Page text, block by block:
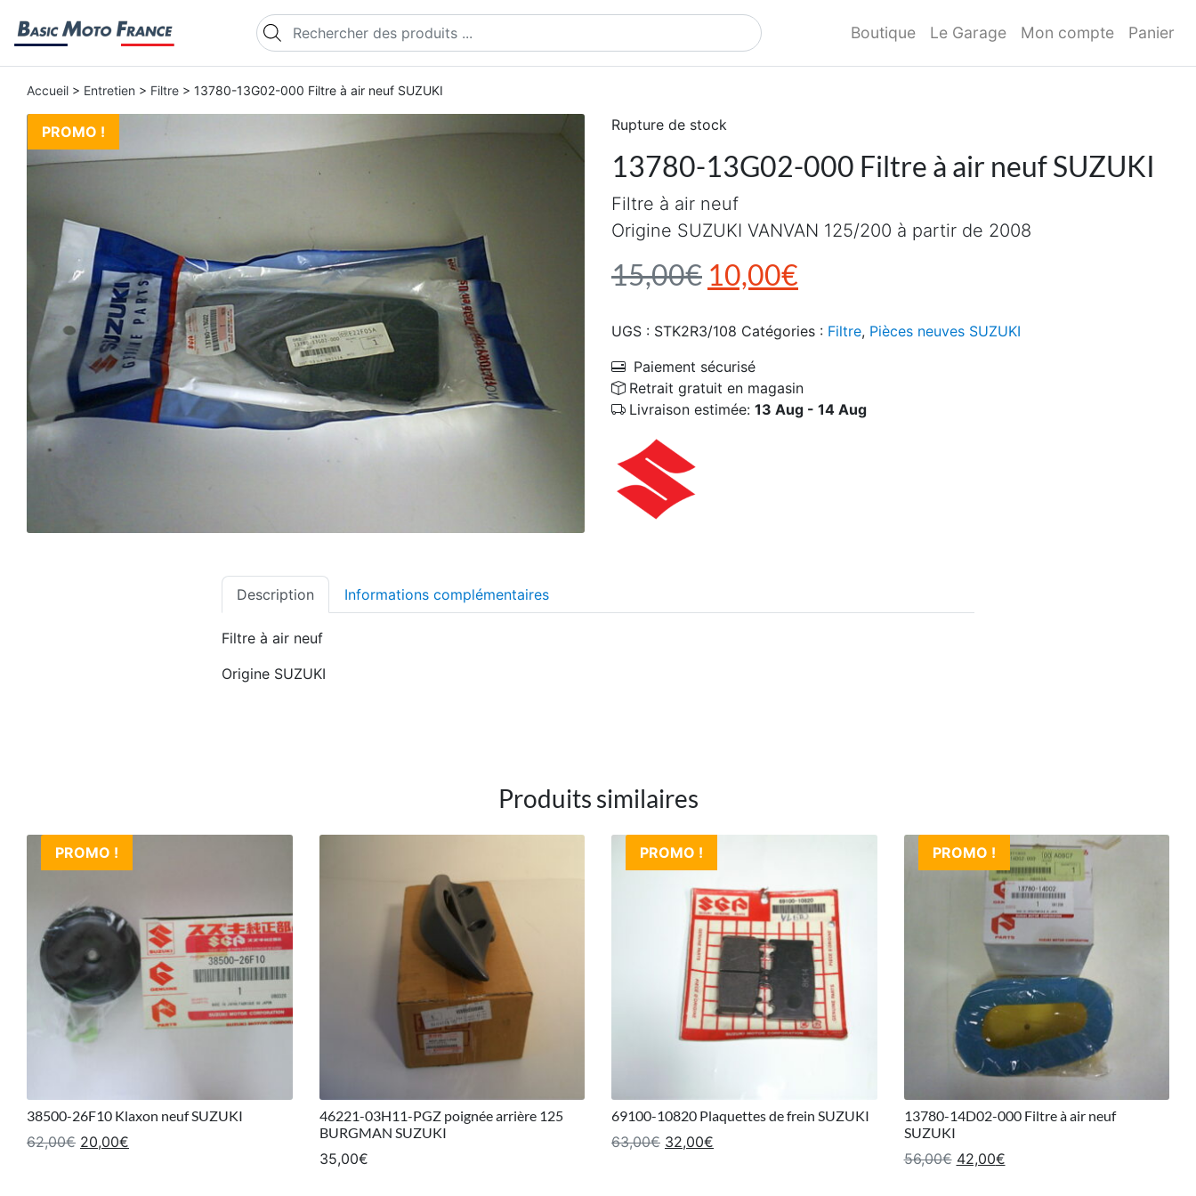
Recherche de produits Boutique Le Garage Mon compte Panier
Accueil > Entretien > Filtre > 13780-13G02-000 Filtre à air neuf SUZUKI
PROMO !
13780-13G02-000 Filtre à air neuf SUZUKI
15,00€ Le prix initial était : 15,00€.
10,00€
Filtre à air neuf
Origine SUZUKI VANVAN 125/200 à partir de 2008
Rupture de stock
UGS : STK2R3/108 Catégories : Filtre, Pièces neuves SUZUKI
Paiement sécurisé
Retrait gratuit en magasin
Livraison estimée: 13 Aug - 14 Aug
Description Informations complémentaires
Filtre à air neuf
Origine SUZUKI
Produits similaires
PROMO !
38500-26F10 Klaxon neuf SUZUKI
62,00€ Le prix initial était : 62,00€.
20,00€
46221-03H11-PGZ poignée arrière 125
BURGMAN SUZUKI
35,00€
PROMO !
69100-10820 Plaquettes de frein SUZUKI
63,00€ Le prix initial était : 63,00€.
32,00€
PROMO !
13780-14D02-000 Filtre à air neuf
SUZUKI
56,00€ Le prix initial était : 56,00€.
42,00€Le prix actuel est : 42,00€.